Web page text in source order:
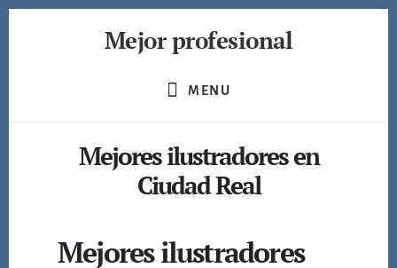
Mejor profesional
profesionales
MENU
Mejores ilustradores en
Ciudad Real
Mejores ilustradores